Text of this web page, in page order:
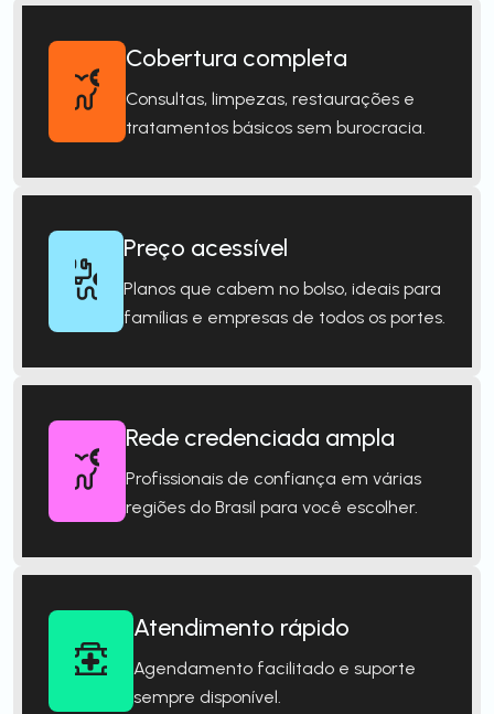
Cobertura completa
Consultas, limpezas, restaurações e
tratamentos básicos sem burocracia.
Preço acessível
Planos que cabem no bolso, ideais para
famílias e empresas de todos os portes.
Rede credenciada ampla
Profissionais de confiança em várias
regiões do Brasil para você escolher.
Atendimento rápido
Agendamento facilitado e suporte
sempre disponível.